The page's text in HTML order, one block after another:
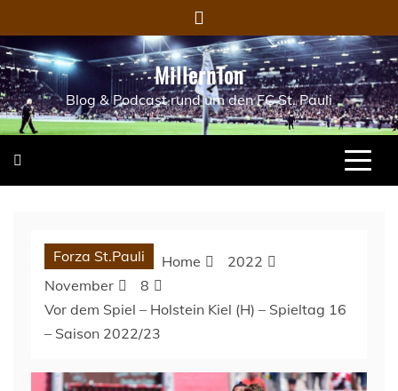
to
content
MillernTon
Blog & Podcast rund um den FC St. Pauli
Forza St.Pauli Home
2022
November
8
Vor dem Spiel – Holstein Kiel (H) – Spieltag 16
– Saison 2022/23